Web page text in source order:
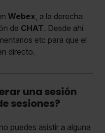
Webex , a la derecha
de CHAT. Desde ahí
etc para que el
directo.
una sesión
sesiones?
puedes asistir a alguna